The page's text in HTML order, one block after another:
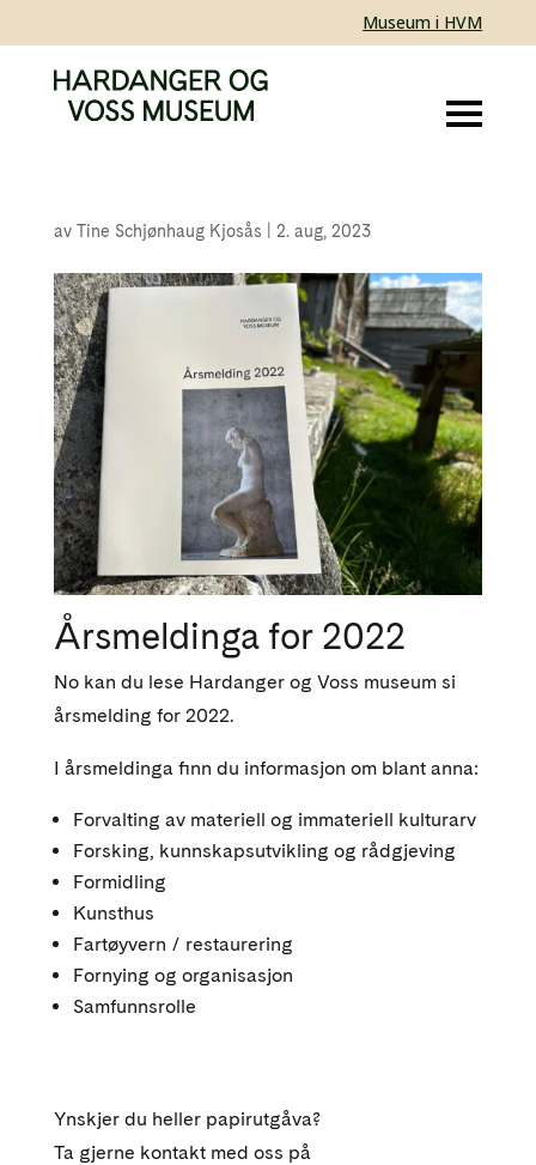
Museum i HVM
av Tine Schjønhaug Kjosås 2. aug, 2023
Årsmeldinga for 2022
No kan du lese Hardanger og Voss museum si
årsmelding for 2022.
I årsmeldinga finn du informasjon om blant anna:
Forvalting av materiell og immateriell kulturarv
Forsking, kunnskapsutvikling og rådgjeving
Formidling
Kunsthus
Fartøyvern / restaurering
Fornying og organisasjon
Samfunnsrolle
Ynskjer du heller papirutgåva?
Ta gjerne kontakt med oss på